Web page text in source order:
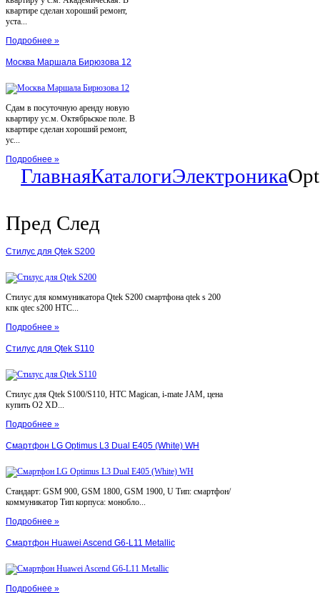
квартире сделан хороший ремонт,
уста...
Подробнее »
Москва Маршала Бирюзова 12
Сдам в посуточную аренду новую
квартиру ус.м. Октябрьское поле. В
квартире сделан хороший ремонт,
ус...
Подробнее »
ГлавнаяКаталогиЭлектроника
Пред След
Стилус для Qtek S200
Стилус для коммуникатора Qtek S200 смартфона qtek s 200
кпк qtec s200 HTC...
Подробнее »
Стилус для Qtek S110
Стилус для Qtek S100/S110, HTC Magican, i-mate JAM, цена
купить O2 XD...
Подробнее »
Смартфон LG Optimus L3 Dual E405 (White) WH
Стандарт: GSM 900, GSM 1800, GSM 1900, U Тип: смартфон/
коммуникатор Тип корпуса: монобло...
Подробнее »
Смартфон Huawei Ascend G6-L11 Metallic
Подробнее »